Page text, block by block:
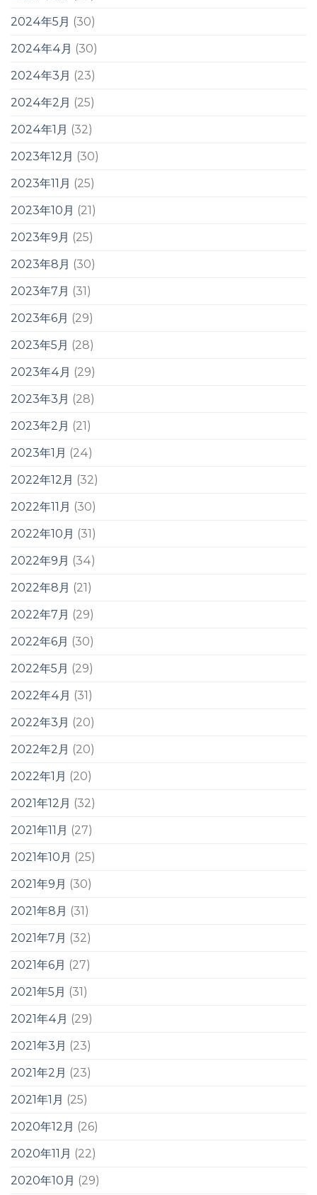
2024年5月 (30)
2024年4月 (30)
2024年3月 (23)
2024年2月 (25)
2024年1月 (32)
2023年12月 (30)
2023年11月 (25)
2023年10月 (21)
2023年9月 (25)
2023年8月 (30)
2023年7月 (31)
2023年6月 (29)
2023年5月 (28)
2023年4月 (29)
2023年3月 (28)
2023年2月 (21)
2023年1月 (24)
2022年12月 (32)
2022年11月 (30)
2022年10月 (31)
2022年9月 (34)
2022年8月 (21)
2022年7月 (29)
2022年6月 (30)
2022年5月 (29)
2022年4月 (31)
2022年3月 (20)
2022年2月 (20)
2022年1月 (20)
2021年12月 (32)
2021年11月 (27)
2021年10月 (25)
2021年9月 (30)
2021年8月 (31)
2021年7月 (32)
2021年6月 (27)
2021年5月 (31)
2021年4月 (29)
2021年3月 (23)
2021年2月 (23)
2021年1月 (25)
2020年12月 (26)
2020年11月 (22)
2020年10月 (29)